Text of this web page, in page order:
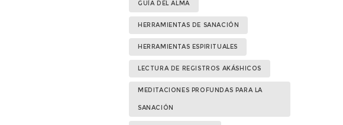
GUÍA DEL ALMA
HERRAMIENTAS DE SANACIÓN
HERRAMIENTAS ESPIRITUALES
LECTURA DE REGISTROS AKÁSHICOS
MEDITACIONES PROFUNDAS PARA LA
SANACIÓN